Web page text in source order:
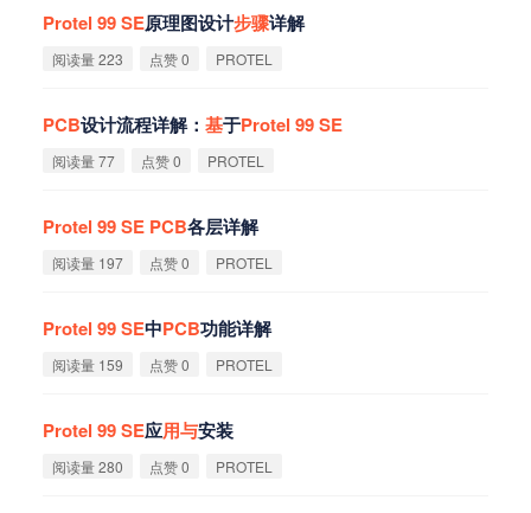
Protel 99SE原理图设计步骤详解
阅读量 223 点赞 0 PROTEL
PCB设计流程详解： 基于Protel 99SE
阅读量 77 点赞 0 PROTEL
Protel 99SE PCB各层详解
阅读量 197 点赞 0 PROTEL
Protel 99SE中PCB功能详解
阅读量 159 点赞 0 PROTEL
Protel 99SE应用与安装
阅读量 280 点赞 0 PROTEL